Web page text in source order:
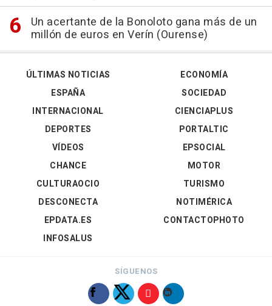
Un acertante de la Bonoloto gana más de un
millón de euros en Verín (Ourense)
ÚLTIMAS NOTICIAS
ESPAÑA
INTERNACIONAL
DEPORTES
VÍDEOS
ECONOMÍA
SOCIEDAD
CIENCIAPLUS
PORTALTIC
EPSOCIAL
CHANCE
CULTURAOCIO
DESCONECTA
EPDATA.ES
INFOSALUS
MOTOR
TURISMO
NOTIMÉRICA
CONTACTOPHOTO
SÍGUENOS